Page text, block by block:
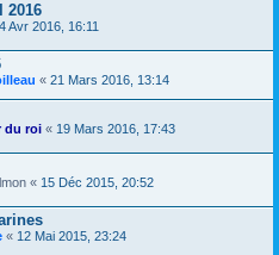
2016
Avr 2016, 16:11
« 21 Mars 2016, 13:14
du roi « 19 Mars 2016, 17:43
« 15 Déc 2015, 20:52
« 12 Mai 2015, 23:24